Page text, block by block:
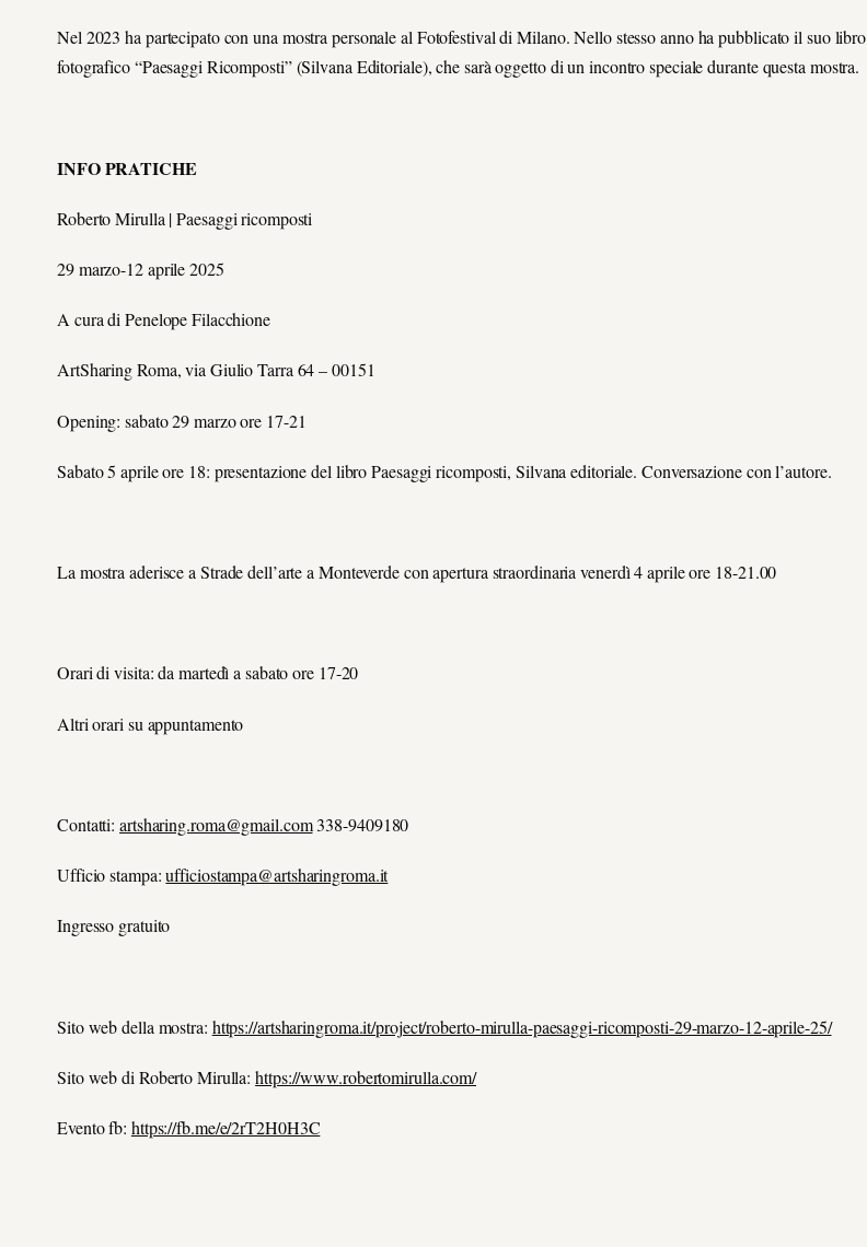
Nel 2023 ha partecipato con una mostra personale al Fotofestival di Milano. Nello stesso anno ha pubblicato il suo libro
fotografico “Paesaggi Ricomposti” (Silvana Editoriale), che sarà oggetto di un incontro speciale durante questa mostra.
INFO PRATICHE
Roberto Mirulla | Paesaggi ricomposti
29 marzo-12 aprile 2025
A cura di Penelope Filacchione
ArtSharing Roma, via Giulio Tarra 64 – 00151
Opening: sabato 29 marzo ore 17-21
Sabato 5 aprile ore 18: presentazione del libro Paesaggi ricomposti, Silvana editoriale. Conversazione con l’autore.
La mostra aderisce a Strade dell’arte a Monteverde con apertura straordinaria venerdì 4 aprile ore 18-21.00
Orari di visita: da martedì a sabato ore 17-20
Altri orari su appuntamento
Contatti:artsharing.roma@gmail.com338-9409180
Ufficio stampa:ufficiostampa@artsharingroma.it
Ingresso gratuito
Sito web della mostra: https://artsharingroma.it/project/roberto-mirulla-paesaggi-ricomposti-29-marzo-12-aprile-25/
Sito web di Roberto Mirulla:https://www.robertomirulla.com/
Evento fb: https://fb.me/e/2rT2H0H3C